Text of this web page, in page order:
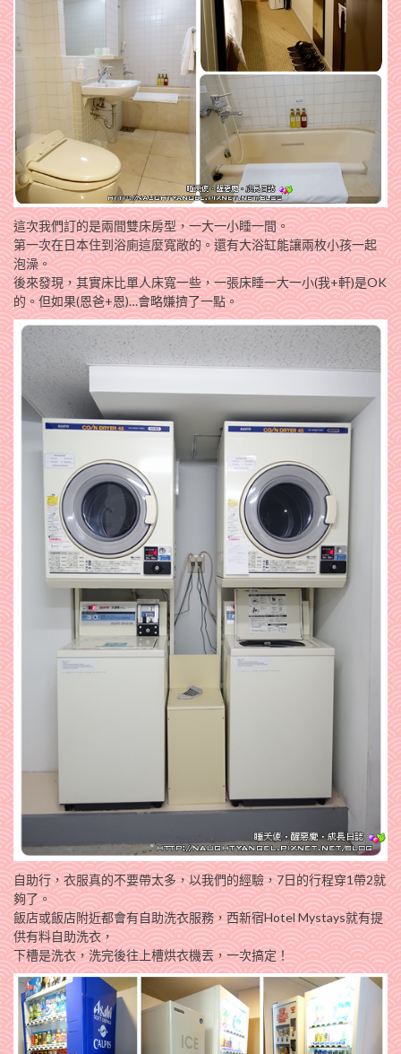
這次我們訂的是兩間雙床房型，一大一小睡一間。
第一次在日本住到浴廁這麼寬敞的。還有大浴缸能讓兩枚小孩一起
泡澡。
後來發現，其實床比單人床寬一些，一張床睡一大一小(我+軒)是OK
的。但如果(恩爸+恩)…會略嫌擠了一點。
自助行，衣服真的不要帶太多，以我們的經驗，7日的行程穿1帶2就
夠了。
飯店或飯店附近都會有自助洗衣服務，西新宿Hotel Mystays就有提
供有料自助洗衣，
下槽是洗衣，洗完後往上槽烘衣機丟，一次搞定！